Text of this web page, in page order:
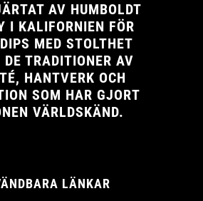
AV HUMBOLDT
I KALIFORNIEN FÖR
MED STOLTHET
DE TRADITIONER AV
HANTVERK OCH
SOM HAR GJORT
VÄRLDSKÄND.
LÄNKAR